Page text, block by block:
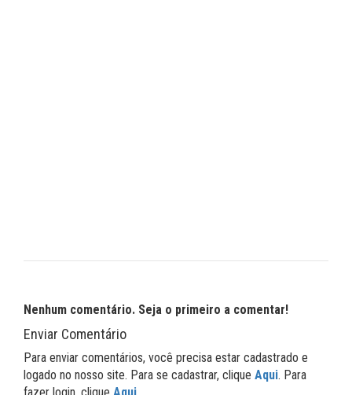
Nenhum comentário. Seja o primeiro a comentar!
Enviar Comentário
Para enviar comentários, você precisa estar cadastrado e
logado no nosso site. Para se cadastrar, clique Aqui. Para